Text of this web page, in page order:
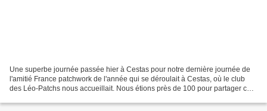
Une superbe journée passée hier à Cestas pour notre dernière journée de
l'amitié France patchwork de l'année qui se déroulait à Cestas, où le club
des Léo-Patchs nous accueillait. Nous étions près de 100 pour partager ces